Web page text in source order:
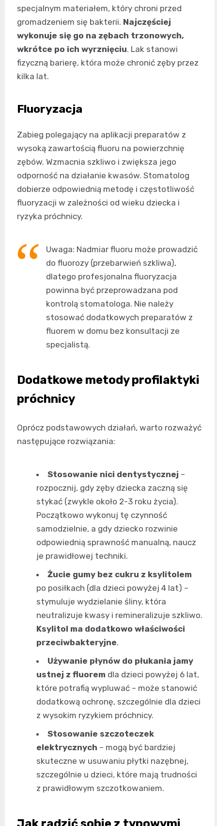
specjalnym materiałem, który chroni przed
gromadzeniem się bakterii. Najczęściej
wykonuje się go na zębach trzonowych,
wkrótce po ich wyrznięciu. Lak stanowi
fizyczną barierę, która może chronić zęby przez
kilka lat.
Fluoryzacja
Zabieg polegający na aplikacji preparatów z
wysoką zawartością fluoru na powierzchnię
zębów. Wzmacnia szkliwo i zwiększa jego
odporność na działanie kwasów. Stomatolog
dobierze odpowiednią metodę i częstotliwość
fluoryzacji w zależności od wieku dziecka i
ryzyka próchnicy.
Uwaga: Nadmiar fluoru może prowadzić
do fluorozy (przebarwień szkliwa),
dlatego profesjonalna fluoryzacja
powinna być przeprowadzana pod
kontrolą stomatologa. Nie należy
stosować dodatkowych preparatów z
fluorem w domu bez konsultacji ze
specjalistą.
Dodatkowe metody profilaktyki
próchnicy
Oprócz podstawowych działań, warto rozważyć
następujące rozwiązania:
Stosowanie nici dentystycznej –
rozpocznij, gdy zęby dziecka zaczną się
stykać (zwykle około 2-3 roku życia).
Początkowo wykonuj tę czynność
samodzielnie, a gdy dziecko rozwinie
odpowiednią sprawność manualną, naucz
je prawidłowej techniki.
Żucie gumy bez cukru z ksylitolem
po posiłkach (dla dzieci powyżej 4 lat) –
stymuluje wydzielanie śliny, która
neutralizuje kwasy i remineralizuje szkliwo.
Ksylitol ma dodatkowo właściwości
przeciwbakteryjne.
Używanie płynów do płukania jamy
ustnej z fluorem dla dzieci powyżej 6 lat,
które potrafią wypluwać – może stanowić
dodatkową ochronę, szczególnie dla dzieci
z wysokim ryzykiem próchnicy.
Stosowanie szczoteczek
elektrycznych – mogą być bardziej
skuteczne w usuwaniu płytki nazębnej,
szczególnie u dzieci, które mają trudności
z prawidłowym szczotkowaniem.